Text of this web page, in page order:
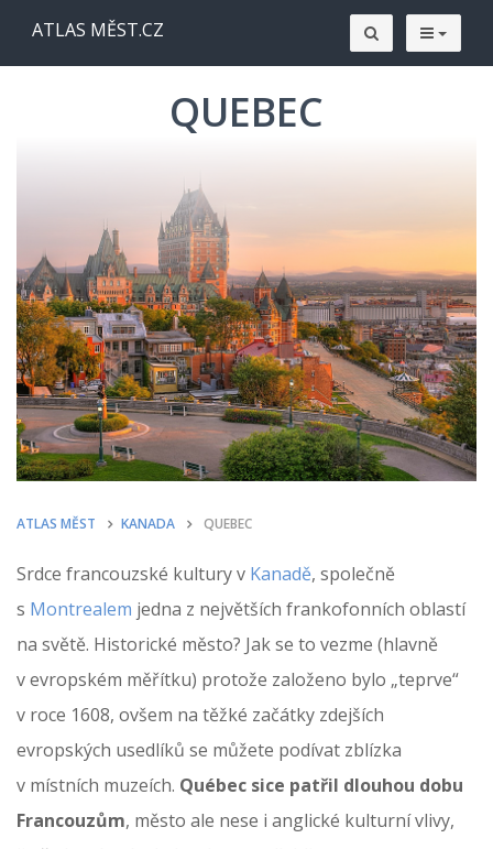
ATLAS MĚST.CZ
QUEBEC
ATLAS MĚST KANADA QUEBEC
Srdce francouzské kultury v Kanadě, společně
s Montrealem jedna z největších frankofonních oblastí
na světě. Historické město? Jak se to vezme (hlavně
v evropském měřítku) protože založeno bylo „teprve“
v roce 1608, ovšem na těžké začátky zdejších
evropských usedlíků se můžete podívat zblízka
v místních muzeích. Québec sice patřil dlouhou dobu
Francouzům, město ale nese i anglické kulturní vlivy,